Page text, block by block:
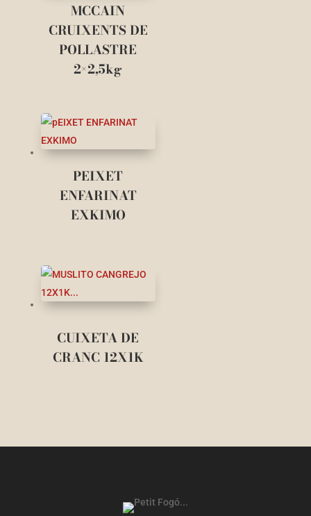
MCCAIN
CRUIXENTS DE
POLLASTRE
2×2,5kg
PEIXET
ENFARINAT
EXKIMO
CUIXETA DE
CRANC 12X1K